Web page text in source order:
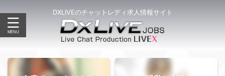
DXLIVEのチャットレディ求人情報サイト